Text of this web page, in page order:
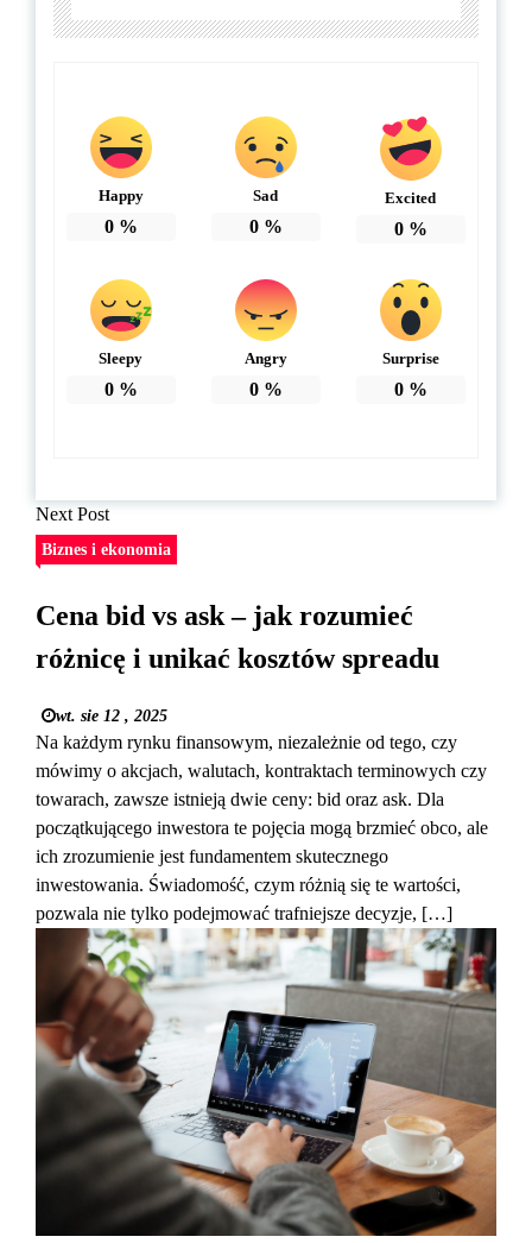
Happy
0%
Sad
0%
Excited
0%
Sleepy
0%
Angry
0%
Surprise
0%
Next Post
Biznes i ekonomia
Cena bid vs ask – jak rozumieć
różnicę i unikać kosztów spreadu
wt. sie 12 , 2025
Na każdym rynku finansowym, niezależnie od tego, czy
mówimy o akcjach, walutach, kontraktach terminowych czy
towarach, zawsze istnieją dwie ceny: bid oraz ask. Dla
początkującego inwestora te pojęcia mogą brzmieć obco, ale
ich zrozumienie jest fundamentem skutecznego
inwestowania. Świadomość, czym różnią się te wartości,
pozwala nie tylko podejmować trafniejsze decyzje, […]